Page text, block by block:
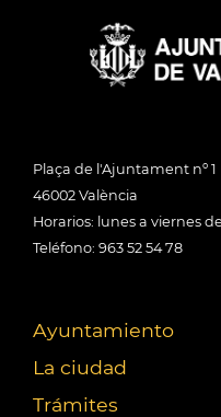
Plaça de l'Ajuntament nº 1
46002 València
Horarios: lunes a viernes
Teléfono: 963 52 54 78
Ayuntamiento
La ciudad
Trámites